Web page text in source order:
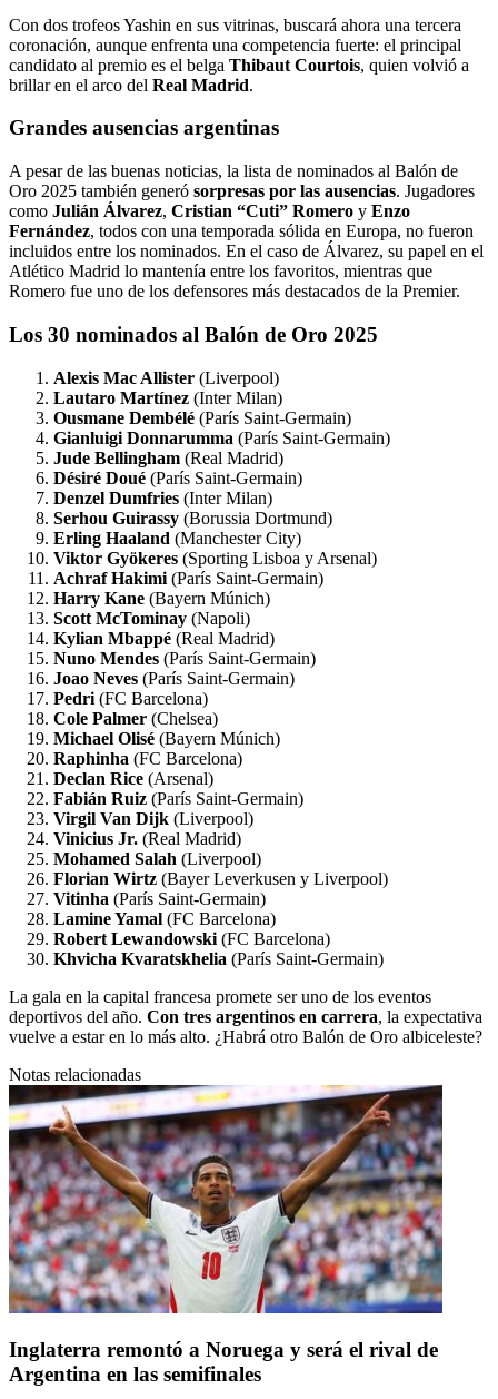
Con dos trofeos Yashin en sus vitrinas, buscará ahora una tercera
coronación, aunque enfrenta una competencia fuerte: el principal
candidato al premio es el belga Thibaut Courtois, quien volvió a
brillar en el arco del Real Madrid.
Grandes ausencias argentinas
A pesar de las buenas noticias, la lista de nominados al Balón de
Oro 2025 también generó sorpresas por las ausencias. Jugadores
como Julián Álvarez, Cristian “Cuti” Romero y Enzo
Fernández, todos con una temporada sólida en Europa, no fueron
incluidos entre los nominados. En el caso de Álvarez, su papel en el
Atlético Madrid lo mantenía entre los favoritos, mientras que
Romero fue uno de los defensores más destacados de la Premier.
Los 30 nominados al Balón de Oro 2025
Alexis Mac Allister (Liverpool)
Lautaro Martínez (Inter Milan)
Ousmane Dembélé (París Saint-Germain)
Gianluigi Donnarumma (París Saint-Germain)
Jude Bellingham (Real Madrid)
Désiré Doué (París Saint-Germain)
Denzel Dumfries (Inter Milan)
Serhou Guirassy (Borussia Dortmund)
Erling Haaland (Manchester City)
Viktor Gyökeres (Sporting Lisboa y Arsenal)
Achraf Hakimi (París Saint-Germain)
Harry Kane (Bayern Múnich)
Scott McTominay (Napoli)
Kylian Mbappé (Real Madrid)
Nuno Mendes (París Saint-Germain)
Joao Neves (París Saint-Germain)
Pedri (FC Barcelona)
Cole Palmer (Chelsea)
Michael Olisé (Bayern Múnich)
Raphinha (FC Barcelona)
Declan Rice (Arsenal)
Fabián Ruiz (París Saint-Germain)
Virgil Van Dijk (Liverpool)
Vinicius Jr. (Real Madrid)
Mohamed Salah (Liverpool)
Florian Wirtz (Bayer Leverkusen y Liverpool)
Vitinha (París Saint-Germain)
Lamine Yamal (FC Barcelona)
Robert Lewandowski (FC Barcelona)
Khvicha Kvaratskhelia (París Saint-Germain)
La gala en la capital francesa promete ser uno de los eventos
deportivos del año. Con tres argentinos en carrera, la expectativa
vuelve a estar en lo más alto. ¿Habrá otro Balón de Oro albiceleste?
Notas relacionadas
Inglaterra remontó a Noruega y será el rival de
Argentina en las semifinales